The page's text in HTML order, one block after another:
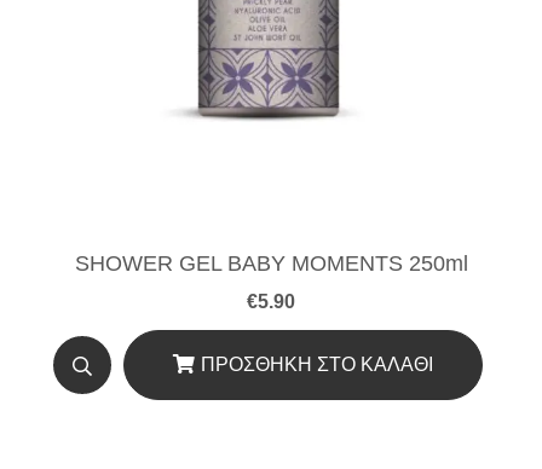
SHOWER GEL BABY MOMENTS 250ml
€5.90
ΠΡΟΣΘΉΚΗ ΣΤΟ ΚΑΛΆΘΙ